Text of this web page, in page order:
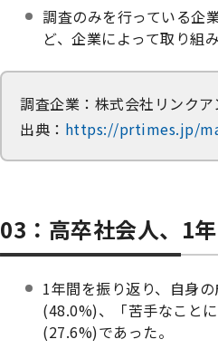
調査のみを行っている企
ど、企業によって取り組
調査企業：株式会社リンク
出典： https://prtimes.jp/
03：高卒社会人、1
1年間を振り返り、自身
(48.0%)、「苦手なこと
(27.6%)であった。